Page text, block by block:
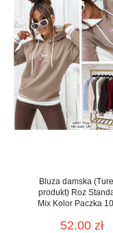
Bluza damska
produkt) Roz
Mix Kolor Paczka
52.00 zł